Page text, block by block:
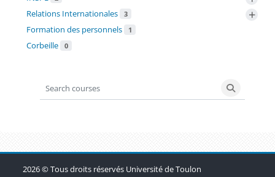
Relations Internationales 3 +
Formation des personnels 1
Corbeille 0
Search courses
Search
Blocs
Blocs
Blocs
2026 © Tous droits réservés Université de Toulon